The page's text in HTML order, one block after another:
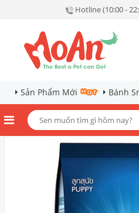
Hotline (10:00 -
Sản Phẩm Mới Bánh